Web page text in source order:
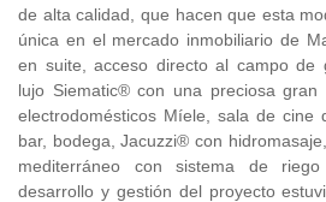
de alta calidad, que hacen que esta
única en el mercado inmobiliario de
en suite, acceso directo al campo de
lujo Siematic® con una preciosa
electrodomésticos Míele, sala de cine
bar, bodega, Jacuzzi® con
mediterráneo con sistema de
desarrollo y gestión del proyecto